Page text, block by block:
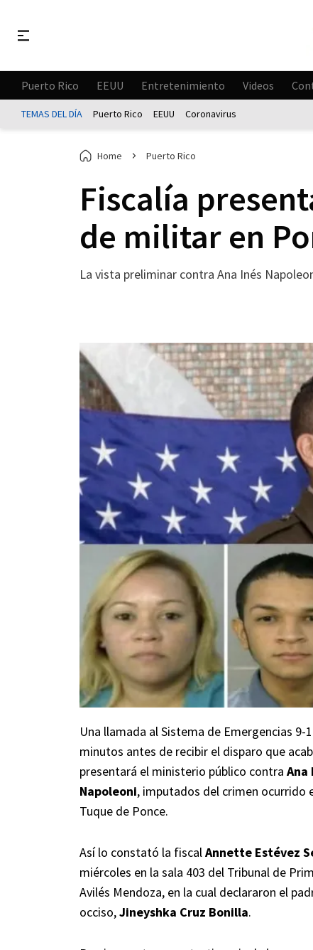
Puerto Rico EEUU Entretenimiento Videos
TEMAS DEL DÍA Puerto Rico EEUU Coronavirus
Home Puerto Rico
Fiscalía
de militar en
La vista preliminar contra Ana Inés
Una llamada al Sistema de Emergencias
minutos antes de recibir el disparo que
presentará el ministerio público contra Ana
Napoleoni, imputados del crimen ocurrido
Tuque de Ponce.
Así lo constató la fiscalAnnette Estévez
miércoles en la sala 403 del Tribunal de
Avilés Mendoza, en la cual declararon el
occiso,Jineyshka Cruz Bonilla.